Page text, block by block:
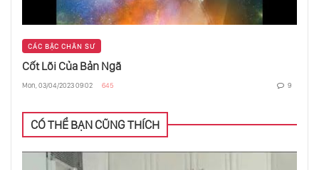
CÁC BẬC CHÂN SƯ
Cốt Lõi Của Bản Ngã
Mon, 03/04/2023 09:02 645 9
CÓ THỂ BẠN CŨNG THÍCH